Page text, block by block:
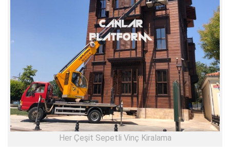
Her Çeşit Sepetli Vinç Kiralama